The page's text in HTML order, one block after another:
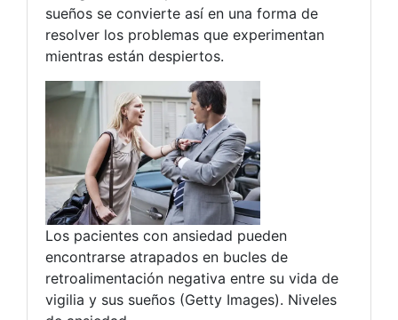
sueños se convierte así en una forma de
resolver los problemas que experimentan
mientras están despiertos.
Los pacientes con ansiedad pueden
encontrarse atrapados en bucles de
retroalimentación negativa entre su vida de
vigilia y sus sueños (Getty Images). Niveles